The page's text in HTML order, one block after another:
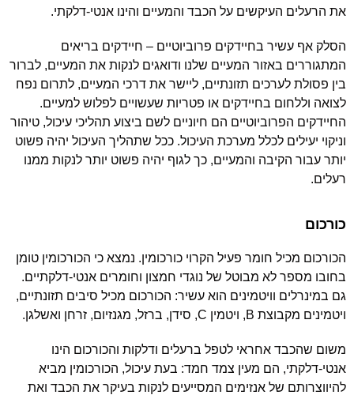
את הרעלים העיקשים על הכבד והמעיים והינו אנטי-דלקתי.
הסלק אף עשיר בחיידקים פרוביוטיים – חיידקים בריאים
המתגוררים באזור המעיים שלנו ודואגים לנקות את המעיים, לברור
בין פסולת לערכים תזונתיים, ליישר את דרכי המעיים, לתרום נפח
לצואה וללחום בחיידקים או פטריות שעשויים לפלוש למעיים.
החיידקים הפרוביוטיים הם חיוניים לשם ביצוע תהליכי עיכול, טיהור
וניקוי יעילים לכלל מערכת העיכול. ככל שתהליך העיכול יהיה פשוט
יותר עבור הקיבה והמעיים, כך לגוף יהיה פשוט יותר לנקות ממנו
רעלים.
כורכום
הכורכום מכיל חומר פעיל הקרוי כורכומין. נמצא כי הכורכומין טומן
בחובו מספר לא מבוטל של נוגדי חמצון וחומרים אנטי-דלקתיים.
גם במינרלים וויטמינים הוא עשיר: הכורכום מכיל סיבים תזונתיים,
ויטמינים מקבוצת B, ויטמין C, סידן, ברזל, מגנזיום, זרחן ואשלגן.
משום שהכבד אחראי לטפל ברעלים ודלקות והכורכום הינו
אנטי-דלקתי, הם מעין צמד חמד: בעת עיכול, הכורכומין מביא
להיווצרותם של אנזימים המסייעים לנקות בעיקר את הכבד ואת